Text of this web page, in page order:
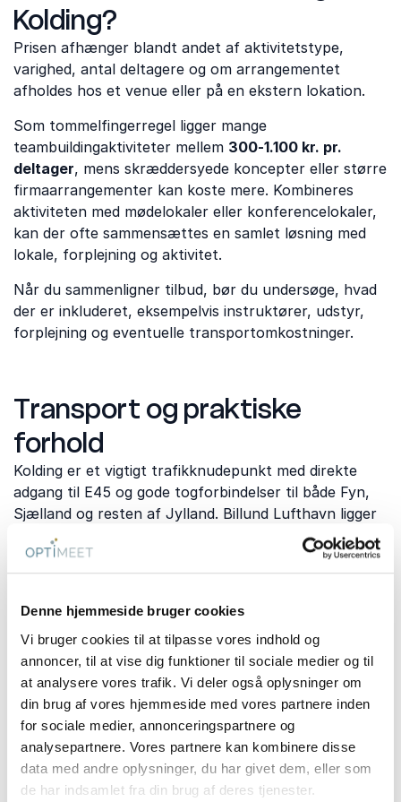
Denne hjemmeside bruger cookies
Vi bruger cookies til at tilpasse vores indhold og
annoncer, til at vise dig funktioner til sociale medier og til
at analysere vores trafik. Vi deler også oplysninger om
din brug af vores hjemmeside med vores partnere inden
for sociale medier, annonceringspartnere og
analysepartnere. Vores partnere kan kombinere disse
data med andre oplysninger, du har givet dem, eller som
de har indsamlet fra din brug af deres tjenester.
Kolding?
Prisen afhænger blandt andet af aktivitetstype,
varighed, antal deltagere og om arrangementet
afholdes hos et venue eller på en ekstern lokation.
Som tommelfingerregel ligger mange
teambuildingaktiviteter mellem 300-1.100 kr. pr.
deltager, mens skræddersyede koncepter eller større
firmaarrangementer kan koste mere. Kombineres
aktiviteten med mødelokaler eller konferencelokaler,
kan der ofte sammensættes en samlet løsning med
lokale, forplejning og aktivitet.
Når du sammenligner tilbud, bør du undersøge, hvad
der er inkluderet, eksempelvis instruktører, udstyr,
forplejning og eventuelle transportomkostninger.
Transport og praktiske
forhold
Kolding er et vigtigt trafikknudepunkt med direkte
adgang til E45 og gode togforbindelser til både Fyn,
Sjælland og resten af Jylland. Billund Lufthavn ligger
desuden omkring 40 minutters kørsel fra centrum og
gør byen attraktiv til arrangementer med
internationale deltagere.
Hvis teambuilding kombineres med møde eller
konference, kan det være en fordel at vælge et
venue, hvor aktiviteterne foregår på eller tæt ved
lokationen. Det reducerer transporttid og skaber et
mere sammenhængende program.
Hvornår er teambuilding mest